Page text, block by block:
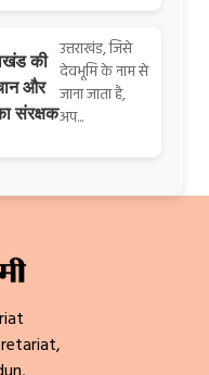
की
और
संरक्षक
उत्तराखंड, जिसे
देवभूमि के नाम से
जाना जाता है,
अप...